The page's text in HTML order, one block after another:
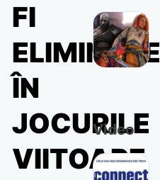
FI
ELIMINATE
ÎN
JOCURILE
VIITOARE
Video